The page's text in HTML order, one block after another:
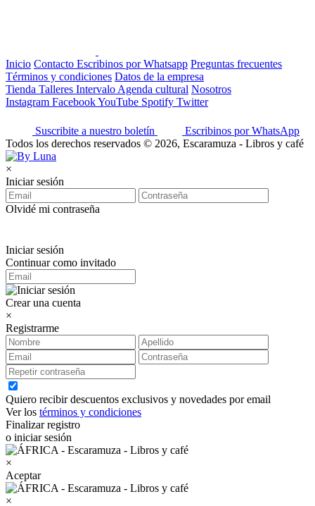
Inicio Contacto Escribinos por Whatsapp Preguntas frecuentes
Términos y condiciones Datos de la empresa
Tienda Talleres Intervalo Agenda cultural Nosotros
Instagram FacebookYouTube Spotify Twitter
Suscribite a nuestro boletín
Escribinos por WhatsApp
Todos los derechos reservados © 2026, Escaramuza - Libros y café
×
Iniciar sesión
Olvidé mi contraseña
Iniciar sesión
Continuar como invitado
Crear una cuenta
×
Registrarme
Quiero recibir descuentos exclusivos y novedades por email
Ver los términos y condiciones
Finalizar registro
o iniciar sesión
×
Aceptar
×